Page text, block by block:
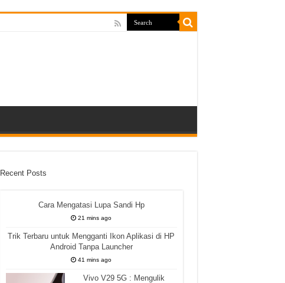
Recent Posts
Cara Mengatasi Lupa Sandi Hp
21 mins ago
Trik Terbaru untuk Mengganti Ikon Aplikasi di HP
Android Tanpa Launcher
41 mins ago
Vivo V29 5G : Mengulik